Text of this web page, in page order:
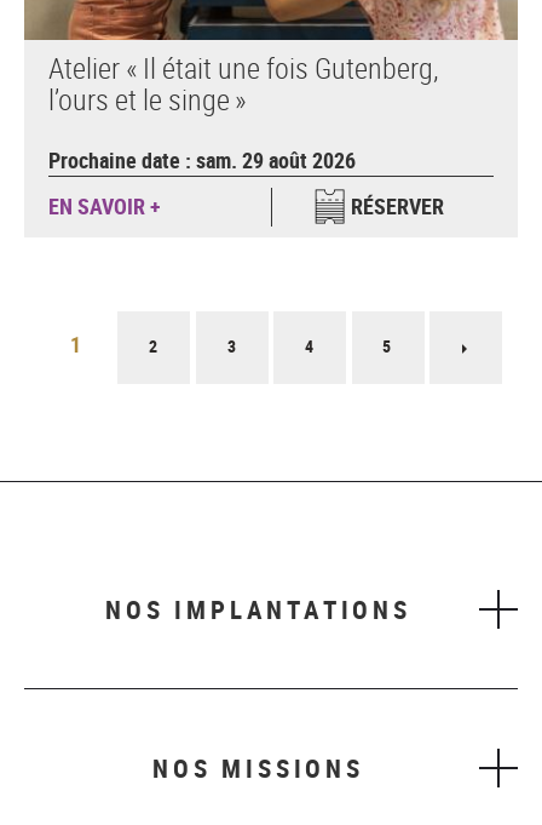
Atelier « Il était une fois Gutenberg,
l’ours et le singe »
Prochaine date : sam. 29 août 2026
EN SAVOIR +
RÉSERVER
1 2 3 4 5
NOS IMPLANTATIONS
NOS MISSIONS